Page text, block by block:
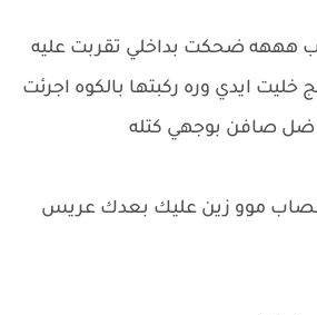
هههه ضحكت بداخلي تقربت عليه
ايدي وره ركبتها بالكوه اجرئت
ضل صافن بوجهي كتله
موو زين عليك بعدك عريس